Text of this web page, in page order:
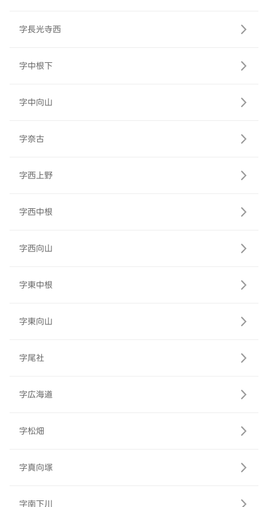
字長光寺西
字中根下
字中向山
字奈古
字西上野
字西中根
字西向山
字東中根
字東向山
字尾社
字広海道
字松畑
字真向塚
字南下川